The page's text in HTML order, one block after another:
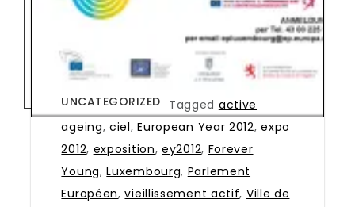
UNCATEGORIZED Tagged active
ageing,ciel,European Year 2012,expo
2012, exposition,ey2012, Forever
Young,Luxembourg, Parlement
Européen,vieillissement actif, Ville de